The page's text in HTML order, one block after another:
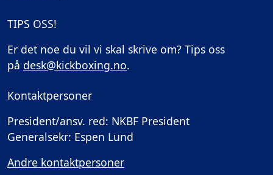
TIPS OSS!
Er det noe du vil vi skal skrive om? Tips oss
på desk@kickboxing.no.
Kontaktpersoner
President/ansv. red: NKBF President
Generalsekr: Espen Lund
Andre kontaktpersoner